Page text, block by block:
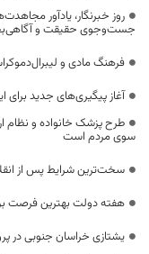
روز خبرنگار، یادآور
جست‌وجوی حقیقت و
فرهنگ مادی و
آغاز پیگیری‌های جدید برای
طرح پزشک خانواده و نظام
سوی مردم است
سخت‌ترین شرایط پس از
هفته دولت بهترین فرصت
یشتازی خراسان جنوبی در